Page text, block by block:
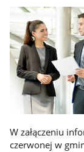
W załączeniu
czerwonej w